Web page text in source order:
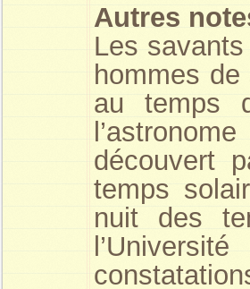
Autres
Les
hommes de
au temps
découvert
temps
nuit des